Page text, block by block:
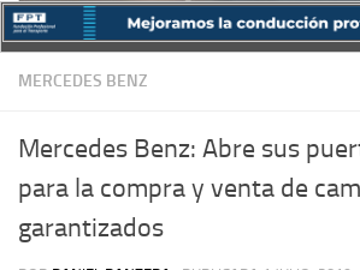
MERCEDES BENZ
Mercedes Benz: Abre sus
para la compra y venta de
garantizados